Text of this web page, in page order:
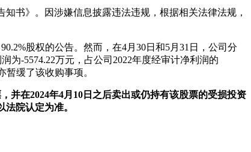
书》。因涉嫌信息披露违法违规，根据相关法律法规，
股权的公告。然而，在4月30日和5月31日，公司分
为-5574.22万元，占公司2022年度经审计净利润的
缓了该收购事项。
并在2024年4月10日之后卖出或仍持有该股票的受损投资
院认定为准。